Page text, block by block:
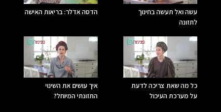
עשה ואל תעשה בחינוך
לתזונה
הדסה אדלר: בריאות האישה
כל מה שאת צריכה לדעת
על מערכת העיכול
איך עושים את השינוי
התזונתי המיוחל?